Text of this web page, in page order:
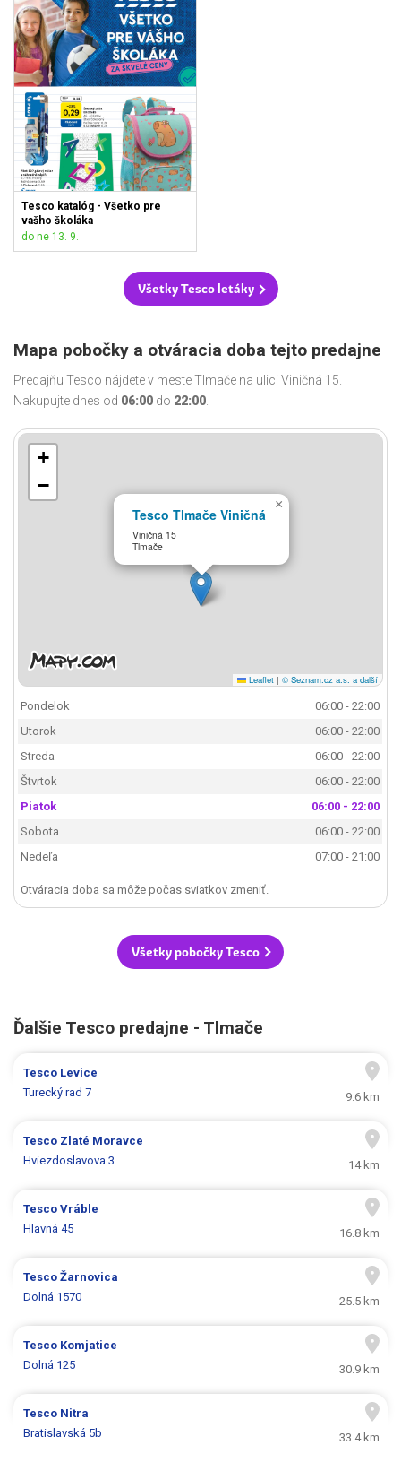
Tesco katalóg - Všetko pre
vašho školáka
do ne 13. 9.
Všetky Tesco letáky
Mapa pobočky a otváracia doba tejto predajne
Predajňu Tesco nájdete v meste Tlmače na ulici Viničná 15.
Nakupujte dnes od 06:00 do 22:00
Tesco Tlmače Viničná
Viničná 15
Tlmače
×
+
−
Leaflet | © Seznam.cz a.s. a další
Pondelok
06:00 - 22:00
Utorok
06:00 - 22:00
Streda
06:00 - 22:00
Štvrtok
06:00 - 22:00
Piatok
06:00 - 22:00
Sobota
06:00 - 22:00
Nedeľa
07:00 - 21:00
Otváracia doba sa môže počas sviatkov zmeniť.
Všetky pobočky Tesco
Ďalšie Tesco predajne - Tlmače
Tesco Levice
Turecký rad 7
9.6 km
Tesco Zlaté Moravce
Hviezdoslavova 3
14 km
TescoVráble
Hlavná 45
16.8 km
TescoŽarnovica
Dolná 1570
25.5 km
Tesco Komjatice
Dolná 125
30.9 km
Tesco Nitra
Bratislavská 5b
33.4 km